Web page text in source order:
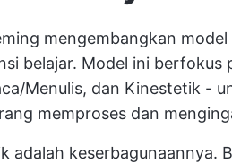
mengembangkan
belajar. Model ini berfokus
Menulis, dan Kinestetik -
memproses dan
adalah keserbagunaannya.